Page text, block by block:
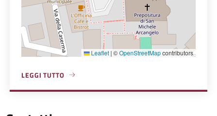
Leaflet | ©OpenStreetMapcontributors
LEGGI TUTTO
A PROPOSITO DI MUNICIPIO